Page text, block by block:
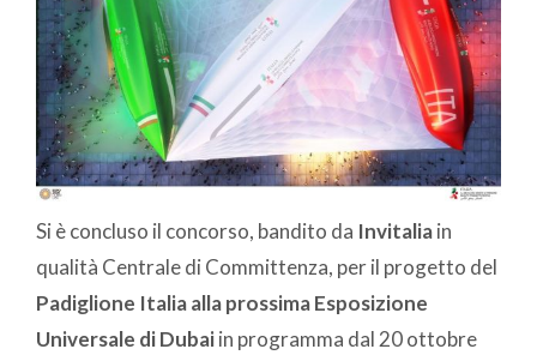
Si è concluso il concorso, bandito da Invitaliain
qualità Centrale di Committenza, per il progetto del
Padiglione Italia alla prossima Esposizione
Universale di Dubaiin programma dal 20 ottobre